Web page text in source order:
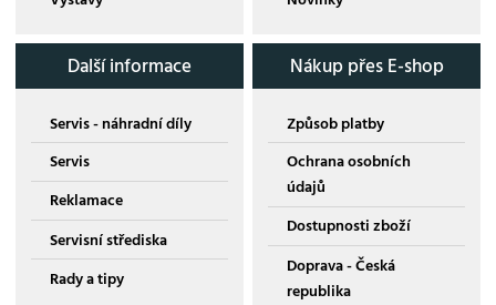
Další informace
Servis - náhradní díly
Servis
Reklamace
Servisní střediska
Rady a tipy
Nákup přes E-shop
Způsob platby
Ochrana osobních
údajů
Dostupnosti zboží
Doprava - Česká
republika